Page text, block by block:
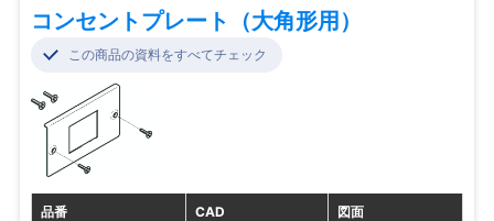
コンセントプレート（大角形用）
この商品の資料をすべてチェック
品番 CAD 図面